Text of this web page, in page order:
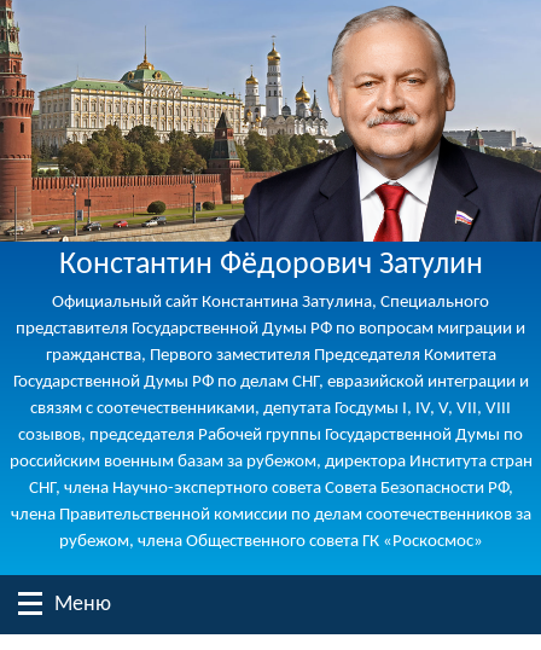
Константин Фёдорович Затулин
Официальный сайт Константина Затулина, Специального
представителя Государственной Думы РФ по вопросам миграции и
гражданства, Первого заместителя Председателя Комитета
Государственной Думы РФ по делам СНГ, евразийской интеграции и
связям с соотечественниками, депутата Госдумы I, IV, V, VII, VIII
созывов, председателя Рабочей группы Государственной Думы по
российским военным базам за рубежом, директора Института стран
СНГ, члена Научно-экспертного совета Совета Безопасности РФ,
члена Правительственной комиссии по делам соотечественников за
рубежом, члена Общественного совета ГК «Роскосмос»
Меню